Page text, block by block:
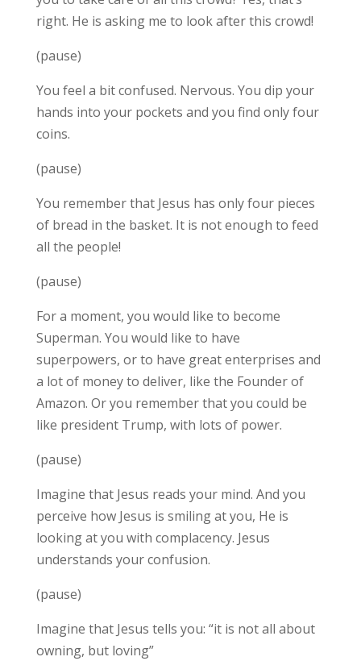
right. He is asking me to look after this crowd!
(pause)
You feel a bit confused. Nervous. You dip your
hands into your pockets and you find only four
coins.
(pause)
You remember that Jesus has only four pieces
of bread in the basket. It is not enough to feed
all the people!
(pause)
For a moment, you would like to become
Superman. You would like to have
superpowers, or to have great enterprises and
a lot of money to deliver, like the Founder of
Amazon. Or you remember that you could be
like president Trump, with lots of power.
(pause)
Imagine that Jesus reads your mind. And you
perceive how Jesus is smiling at you, He is
looking at you with complacency. Jesus
understands your confusion.
(pause)
Imagine that Jesus tells you: “it is not all about
owning, but loving”